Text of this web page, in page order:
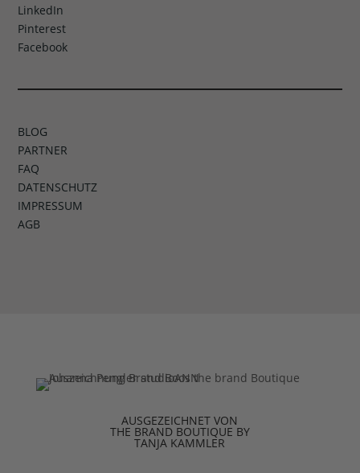
LinkedIn
Pinterest
Facebook
BLOG
PARTNER
FAQ
DATENSCHUTZ
IMPRESSUM
AGB
AUSGEZEICHNET VON
THE BRAND BOUTIQUE BY
TANJA KAMMLER